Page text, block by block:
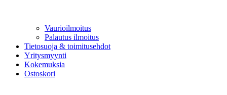
Vaurioilmoitus
Palautus ilmoitus
Tietosuoja & toimitusehdot
Yritysmyynti
Kokemuksia
Ostoskori